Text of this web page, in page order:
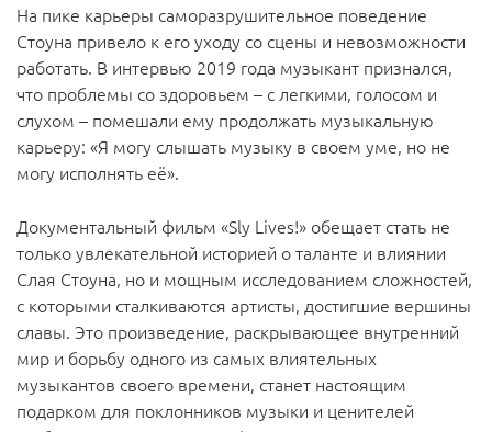
На пике карьеры саморазрушительное поведение
Стоуна привело к его уходу со сцены и невозможности
работать. В интервью 2019 года музыкант признался,
что проблемы со здоровьем – с легкими, голосом и
слухом – помешали ему продолжать музыкальную
карьеру: «Я могу слышать музыку в своем уме, но не
могу исполнять её».
Документальный фильм «Sly Lives!» обещает стать не
только увлекательной историей о таланте и влиянии
Слая Стоуна, но и мощным исследованием сложностей,
с которыми сталкиваются артисты, достигшие вершины
славы. Это произведение, раскрывающее внутренний
мир и борьбу одного из самых влиятельных
музыкантов своего времени, станет настоящим
подарком для поклонников музыки и ценителей